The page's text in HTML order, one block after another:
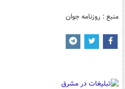
منبع : روزنامه جوان